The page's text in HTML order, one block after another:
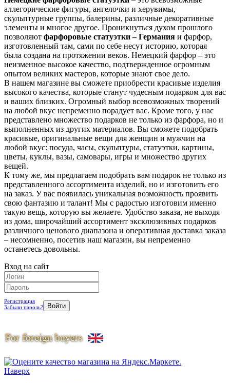
аллегорические фигуры, ангелочки и херувимы,
скульптурные группы, балерины, различные декоративные
элементы и многое другое. Проникнуться духом прошлого
позволяют фарфоровые статуэтки – Германия и фарфор,
изготовленный там, сами по себе несут историю, которая
была создана на протяжении веков. Немецкий фарфор – это
неизменное высокое качество, подтвержденное огромным
опытом великих мастеров, которые знают свое дело.
В нашем магазине вы сможете приобрести красивые изделия
высокого качества, которые станут чудесным подарком для вас
и ваших близких. Огромный выбор всевозможных творений
на любой вкус непременно порадует вас. Кроме того, у нас
представлено множество подарков не только из фарфора, но и
выполненных из других материалов. Вы сможете подобрать
красивые, оригинальные вещи для женщин и мужчин на
любой вкус: посуда, часы, скульптуры, статуэтки, картины,
цветы, куклы, вазы, самовары, игры и множество других
вещей.
К тому же, мы предлагаем подобрать вам подарок не только из
представленного ассортимента изделий, но и изготовить его
на заказ. У вас появилась уникальная возможность проявить
свою фантазию и талант! Мы с радостью изготовим именно
такую вещь, которую вы желаете. Удобство заказа, не выходя
из дома, широчайший ассортимент эксклюзивных подарков
различного ценового диапазона и оперативная доставка заказа
– несомненно, посетив наш магазин, вы непременно
останетесь довольны.
Вход на сайт
Регистрация
Забыли пароль?
Наверх